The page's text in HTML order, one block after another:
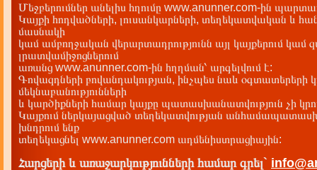
Մեջբերումներ անելիս հղումը www.anunner.com-ին
Կայքի հոդվածների, լուսանկարների, տեղեկատվական և
մասնակի
կամ ամբողջական վերարտադրությունն այլ կայքերում կամ
լրատվամիջոցներում
առանց www.anunner.com-ին հղղման՝ արգելվում է:
Գովազդների բովանդակության, ինչպես նաև օգտատերերի
մեկնաբանությունների
և կարծիքների համար կայքը պատասխանատվություն չի
Կայքում ներկայացված տեղեկատվության
խնդրում ենք
տեղեկացնել www.anunner.com ադմենիստրացիային:
Հարցերի և առաջարկությունների համար գրել`